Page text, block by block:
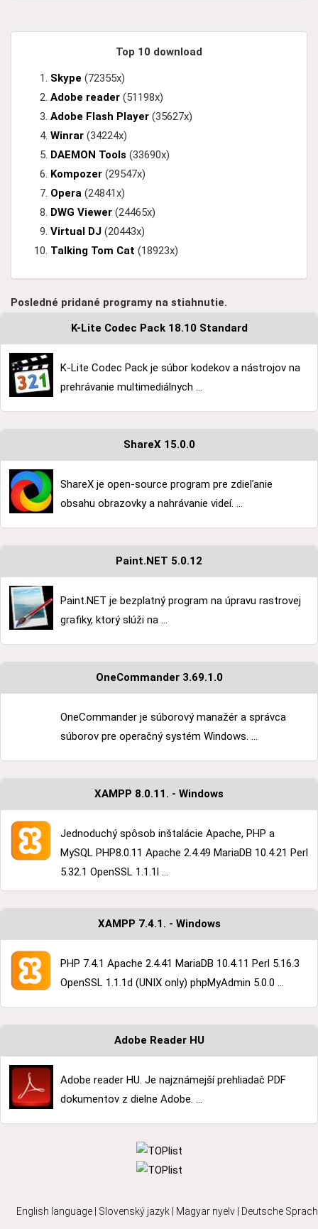
Top 10 download
Skype (72355x)
Adobe reader (51198x)
Adobe Flash Player (35627x)
Winrar (34224x)
DAEMON Tools (33690x)
Kompozer (29547x)
Opera (24841x)
DWG Viewer (24465x)
Virtual DJ (20443x)
Talking Tom Cat (18923x)
Posledné pridané programy na stiahnutie.
K-Lite Codec Pack 18.10 Standard
K-Lite Codec Pack je súbor kodekov a nástrojov na
prehrávanie multimediálnych ...
ShareX 15.0.0
ShareX je open-source program pre zdieľanie
obsahu obrazovky a nahrávanie videí. ...
Paint.NET 5.0.12
Paint.NET je bezplatný program na úpravu rastrovej
grafiky, ktorý slúži na ...
OneCommander 3.69.1.0
OneCommander je súborový manažér a správca
súborov pre operačný systém Windows. ...
XAMPP 8.0.11. - Windows
Jednoduchý spôsob inštalácie Apache, PHP a
MySQL PHP8.0.11 Apache 2.4.49 MariaDB 10.4.21 Perl
5.32.1 OpenSSL 1.1.1l ...
XAMPP 7.4.1. - Windows
PHP 7.4.1 Apache 2.4.41 MariaDB 10.4.11 Perl 5.16.3
OpenSSL 1.1.1d (UNIX only) phpMyAdmin 5.0.0 ...
Adobe Reader HU
Adobe reader HU. Je najznámejší prehliadač PDF
dokumentov z dielne Adobe. ...
English language Slovenský jazyk Magyar nyelv Deutsche